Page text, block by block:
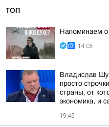
ТОП
Напоминаем
14:05
Владислав
просто
страны, от
экономика, и
19:45